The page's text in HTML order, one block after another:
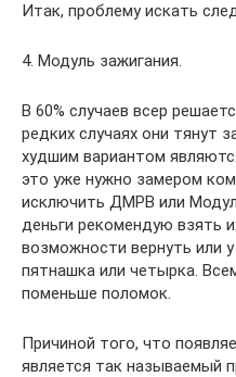
Итак, проблему искать
4. Модуль зажигания.
В 60% случаев всер
редких случаях они тянут
худшим вариантом
это уже нужно замером
исключить ДМРВ или
деньги рекомендую взять
возможности вернуть или
пятнашка или четырка.
поменьше поломок.
Причиной того, что
является так называемый